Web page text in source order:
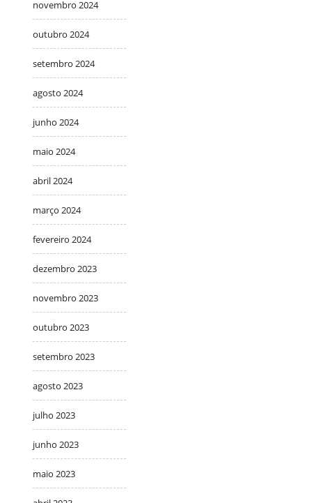
novembro 2024
outubro 2024
setembro 2024
agosto 2024
junho 2024
maio 2024
abril 2024
março 2024
fevereiro 2024
dezembro 2023
novembro 2023
outubro 2023
setembro 2023
agosto 2023
julho 2023
junho 2023
maio 2023